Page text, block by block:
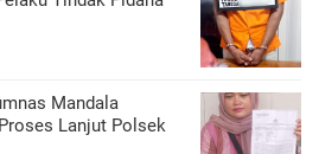
Mandala
Lanjut Polsek